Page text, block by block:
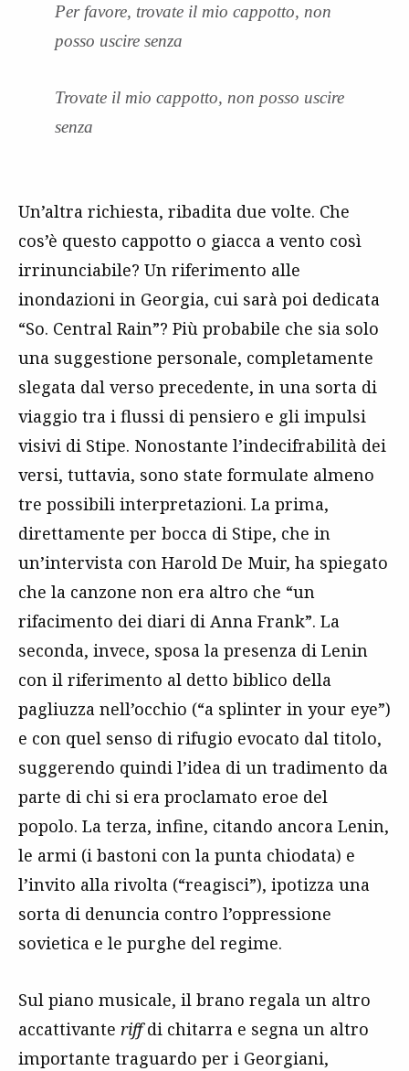
Per favore, trovate il mio cappotto, non
posso uscire senza
Trovate il mio cappotto, non posso uscire
senza
Un’altra richiesta, ribadita due volte. Che
cos’è questo cappotto o giacca a vento così
irrinunciabile? Un riferimento alle
inondazioni in Georgia, cui sarà poi dedicata
“So. Central Rain”? Più probabile che sia solo
una suggestione personale, completamente
slegata dal verso precedente, in una sorta di
viaggio tra i flussi di pensiero e gli impulsi
visivi di Stipe. Nonostante l’indecifrabilità dei
versi, tuttavia, sono state formulate almeno
tre possibili interpretazioni. La prima,
direttamente per bocca di Stipe, che in
un’intervista con Harold De Muir, ha spiegato
che la canzone non era altro che “un
rifacimento dei diari di Anna Frank”. La
seconda, invece, sposa la presenza di Lenin
con il riferimento al detto biblico della
pagliuzza nell’occhio (“a splinter in your eye”)
e con quel senso di rifugio evocato dal titolo,
suggerendo quindi l’idea di un tradimento da
parte di chi si era proclamato eroe del
popolo. La terza, infine, citando ancora Lenin,
le armi (i bastoni con la punta chiodata) e
l’invito alla rivolta (“reagisci”), ipotizza una
sorta di denuncia contro l’oppressione
sovietica e le purghe del regime.
Sul piano musicale, il brano regala un altro
accattivante riffdi chitarra e segna un altro
importante traguardo per i Georgiani,